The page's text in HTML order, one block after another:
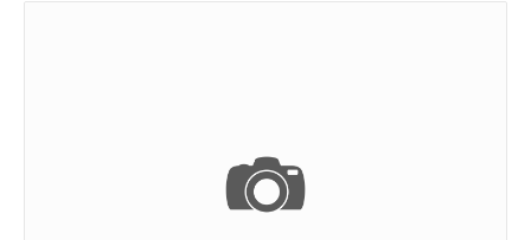
ПОДРОБНЕЕ